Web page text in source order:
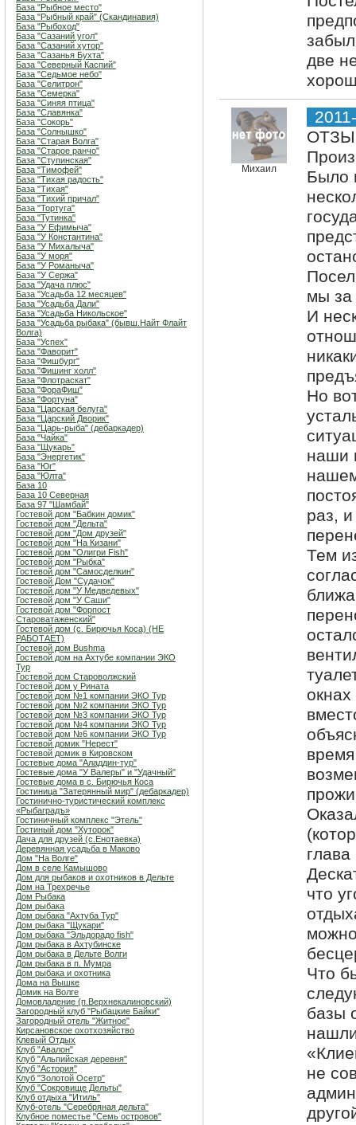
База "Рыбное место"
База "Рыбный край" (Скандинавия)
База "Рыбоход"
База "Сазаний угол"
База "Сазаний хутор"
База "Сазанья Бухта"
База "Северный Каспий"
База "Седьмое небо"
База "Селитрон"
База "Семерка"
База "Синяя птица"
База "Славянка"
База "Сокорь"
База "Солнышко"
База "Старая Волга"
База "Старое ранчо"
База "Ступинская"
База "Тимофей"
База "Тихая радость"
База "Тихая"
База "Тихий причал"
База "Тортуга"
База "Тутинка"
База "У Ефимыча"
База "У Константина"
База "У Михалыча"
База "У моря"
База "У Романыча"
База "У Сержа"
База "Удача плюс"
База "Усадьба 12 месяцев"
База "Усадьба Дали"
База "Усадьба Никольское"
База "Усадьба рыбака" (бывш.Найт Флайт
Волга)
База "Успех"
База "Фаворит"
База "Фишбург"
База "Фишинг холл"
База "Флотраскат"
База "ФораФиш"
База "Фортуна"
База "Царская белуга"
База "Царский Дворик"
База "Царь-рыба" (дебаркадер)
База "Чайка"
База "Щукарь"
База "Энергетик"
База "Юг"
База "Юлта"
База 10
База 10 Северная
База 97 "Шамбай"
Гостевой дом "Бабкин домик"
Гостевой дом "Дельта"
Гостевой дом "Дом друзей"
Гостевой дом "На Кизани"
Гостевой дом "Олигри Fish"
Гостевой дом "Рыбка"
Гостевой дом "Самосделкин"
Гостевой Дом "Судачок"
Гостевой дом "У Медведевых"
Гостевой дом "У Саши"
Гостевой дом "Форпост
Староватаженский"
Гостевой дом (с. Бирючья Коса) (НЕ
РАБОТАЕТ)
Гостевой дом Bushma
Гостевой дом на Ахтубе компании ЭКО
Тур
Гостевой дом Староволжский
Гостевой дом у Рината
Гостевой дом №1 компании ЭКО Тур
Гостевой дом №2 компании ЭКО Тур
Гостевой дом №3 компании ЭКО Тур
Гостевой дом №4 компании ЭКО Тур
Гостевой дом №6 компании ЭКО Тур
Гостевой домик "Нерест"
Гостевой домик в Кировском
Гостевые дома "Аладдин-тур"
Гостевые дома "У Валеры" и "Удачный"
Гостевые дома в с. Бирючья Коса
Гостиница "Затерянный мир" (дебаркадер)
Гостинично-туристический комплекс
«Рыбаградъ»
Гостиничный комплекс "Этель"
Гостиный дом "Хуторок"
Дача для друзей (с.Енотаевка)
Деревянная усадьба в Маково
Дом "На Волге"
Дом в селе Камышово
Дом для рыбаков и охотников в Дельте
Дом на Трехречье
Дом Рыбака
Дом рыбака
Дом рыбака "Ахтуба Тур"
Дом рыбака "Щукари"
Дом рыбака "Эльдорадо fish"
Дом рыбака в Ахтубинске
Дом рыбака в Дельте Волги
Дом рыбака в п. Мумра
Дом рыбака и охотника
Дома на Вышке
Домик на Волге
Домовладение (п.Верхнекалиновский)
Загородный клуб "Рыбацкие Байки"
Загородный отель "Житное"
Кирсановское охотхозяйство
Клевый Отдых
Клуб "Авалон"
Клуб "Альпийская деревня"
Клуб "Астория"
Клуб "Золотой Осетр"
Клуб "Сокровище Дельты"
Клуб отдыха "Итиль"
Клуб-отель "Серебряная дельта"
Клубное поместье "Семь островов"
две
Михаил
Было
мы за
И
Но
наши
раз,
Тем
что
Что
базы
не